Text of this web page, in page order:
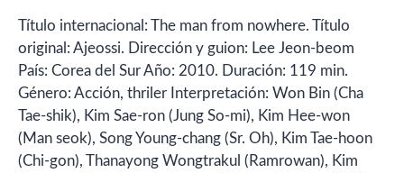
Título internacional: The man from nowhere. Título
original: Ajeossi. Dirección y guion: Lee Jeon-beom
País: Corea del Sur Año: 2010. Duración: 119 min.
Género: Acción, thriler Interpretación: Won Bin (Cha
Tae-shik), Kim Sae-ron (Jung So-mi), Kim Hee-won
(Man seok), Song Young-chang (Sr. Oh), Kim Tae-hoon
(Chi-gon), Thanayong Wongtrakul (Ramrowan), Kim